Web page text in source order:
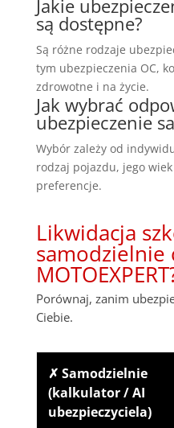
Jakie
są dostępne?
Są różne rodzaje
tym ubezpieczenia OC,
zdrowotne i na życie.
Jak wybrać
ubezpieczenie
Wybór zależy od
rodzaj pojazdu, jego
preferencje.
Likwidacja
samodzielnie
Porównaj, zanim
Ciebie.
✗ Samodzielnie
(kalkulator / AI
ubezpieczyciela)